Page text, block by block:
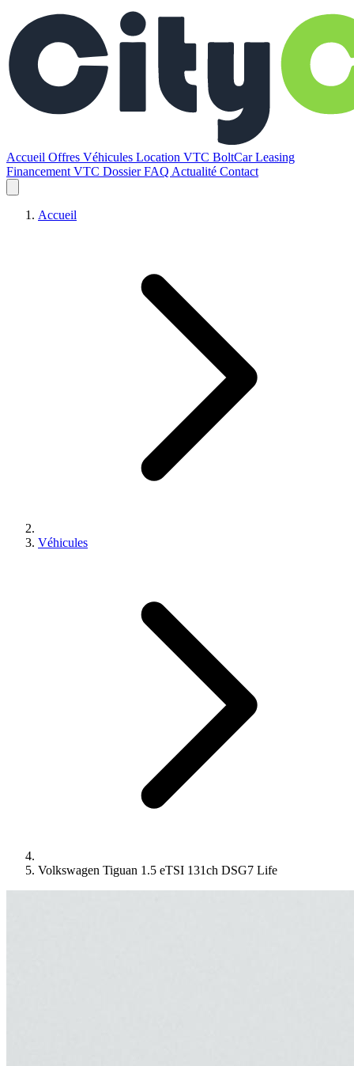
Accueil Offres Véhicules Location VTC BoltCarLeasing
Financement VTC DossierFAQ Actualité Contact
Accueil
Véhicules
Volkswagen Tiguan 1.5 eTSI 131ch DSG7 Life